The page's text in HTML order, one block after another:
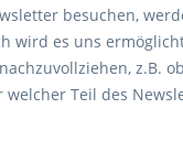
besuchen,
wird es uns
z.B.
Teil des